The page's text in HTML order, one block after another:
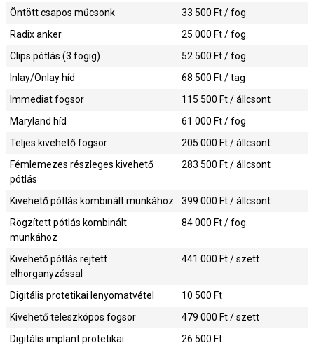
33 500 Ft / fog
Öntött csapos műcsonk
25 000 Ft / fog
Radix anker
52 500 Ft / fog
Clips pótlás (3 fogig)
68 500 Ft / tag
Inlay/Onlay híd
115 500 Ft / állcsont
Immediat fogsor
61 000 Ft / fog
Maryland híd
205 000 Ft / állcsont
Teljes kivehető fogsor
283 500 Ft / állcsont
Fémlemezes részleges kivehető
pótlás
399 000 Ft / állcsont
Kivehető pótlás kombinált munkához
84 000 Ft / fog
Rögzített pótlás kombinált
munkához
441 000 Ft / szett
Kivehető pótlás rejtett
elhorganyzással
10 500 Ft
Digitális protetikai lenyomatvétel
479 000 Ft / szett
Kivehető teleszkópos fogsor
26 500 Ft
Digitális implant protetikai